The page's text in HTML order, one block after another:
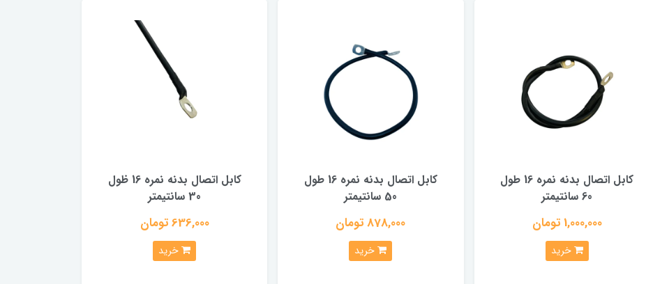
کابل اتصال بدنه نمره 16 طول
60 سانتیمتر
1,000,000 تومان
خرید
کابل اتصال بدنه نمره 16 طول
50 سانتیمتر
878,000 تومان
خرید
کابل اتصال بدنه نمره 16 ظول
30 سانتیمتر
636,000 تومان
خرید